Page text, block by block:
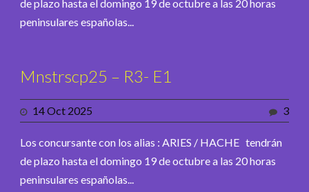
de plazo hasta el domingo 19 de octubre a las 20 horas
peninsulares españolas...
Mnstrscp25 – R3- E1
14 Oct 2025 3
Los concursante con los alias : ARIES / HACHE tendrán
de plazo hasta el domingo 19 de octubre a las 20 horas
peninsulares españolas...